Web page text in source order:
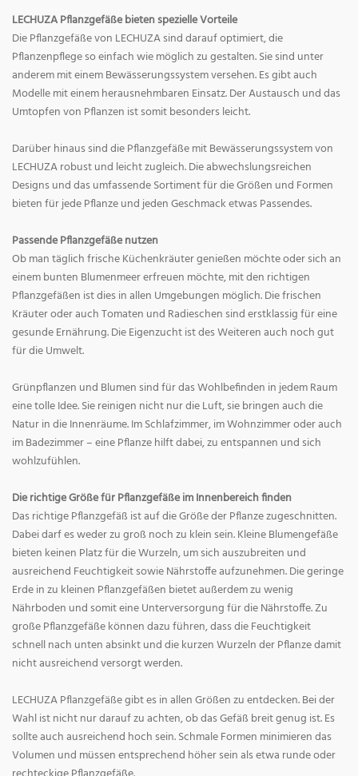
LECHUZA Pflanzgefäße bieten spezielle Vorteile
Die Pflanzgefäße von LECHUZA sind darauf optimiert, die
Pflanzenpflege so einfach wie möglich zu gestalten. Sie sind unter
anderem mit einem Bewässerungssystem versehen. Es gibt auch
Modelle mit einem herausnehmbaren Einsatz. Der Austausch und das
Umtopfen von Pflanzen ist somit besonders leicht.
Darüber hinaus sind die Pflanzgefäße mit Bewässerungssystem von
LECHUZA robust und leicht zugleich. Die abwechslungsreichen
Designs und das umfassende Sortiment für die Größen und Formen
bieten für jede Pflanze und jeden Geschmack etwas Passendes.
Passende Pflanzgefäße nutzen
Ob man täglich frische Küchenkräuter genießen möchte oder sich an
einem bunten Blumenmeer erfreuen möchte, mit den richtigen
Pflanzgefäßen ist dies in allen Umgebungen möglich. Die frischen
Kräuter oder auch Tomaten und Radieschen sind erstklassig für eine
gesunde Ernährung. Die Eigenzucht ist des Weiteren auch noch gut
für die Umwelt.
Grünpflanzen und Blumen sind für das Wohlbefinden in jedem Raum
eine tolle Idee. Sie reinigen nicht nur die Luft, sie bringen auch die
Natur in die Innenräume. Im Schlafzimmer, im Wohnzimmer oder auch
im Badezimmer – eine Pflanze hilft dabei, zu entspannen und sich
wohlzufühlen.
Die richtige Größe für Pflanzgefäße im Innenbereich finden
Das richtige Pflanzgefäß ist auf die Größe der Pflanze zugeschnitten.
Dabei darf es weder zu groß noch zu klein sein. Kleine Blumengefäße
bieten keinen Platz für die Wurzeln, um sich auszubreiten und
ausreichend Feuchtigkeit sowie Nährstoffe aufzunehmen. Die geringe
Erde in zu kleinen Pflanzgefäßen bietet außerdem zu wenig
Nährboden und somit eine Unterversorgung für die Nährstoffe. Zu
große Pflanzgefäße können dazu führen, dass die Feuchtigkeit
schnell nach unten absinkt und die kurzen Wurzeln der Pflanze damit
nicht ausreichend versorgt werden.
LECHUZA Pflanzgefäße gibt es in allen Größen zu entdecken. Bei der
Wahl ist nicht nur darauf zu achten, ob das Gefäß breit genug ist. Es
sollte auch ausreichend hoch sein. Schmale Formen minimieren das
Volumen und müssen entsprechend höher sein als etwa runde oder